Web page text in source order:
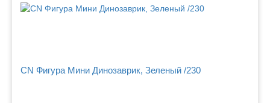
CN Фигура Мини Динозаврик, Зеленый /230